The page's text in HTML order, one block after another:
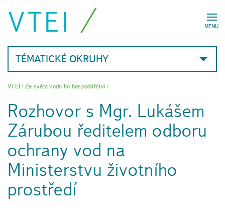
MENU
VTEI
TÉMATICKÉ OKRUHY
VTEI/ Ze světa vodního hospodářství/
Rozhovor s Mgr. Lukášem
Zárubou ředitelem odboru
ochrany vod na
Ministerstvu životního
prostředí